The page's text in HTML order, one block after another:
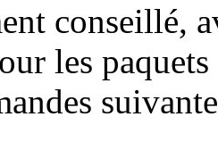
conseillé,
les